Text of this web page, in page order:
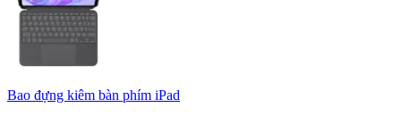
Bao đựng kiêm bàn phím iPad